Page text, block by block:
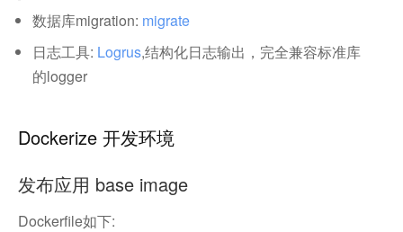
数据库migration: migrate
日志工具: Logrus,结构化日志输出，完全兼容标准库
的logger
Dockerize 开发环境
发布应用 base image
Dockerfile如下: